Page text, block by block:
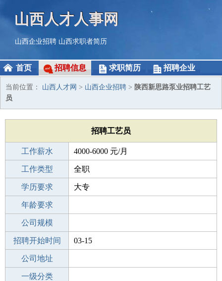
山西人才人事网
山西企业招聘 山西求职者简历
首页 招聘信息 求职简历 招聘企业
当前位置： 山西人才网 > 山西企业招聘 > 陕西新思路泵业招聘工艺
员
招聘工艺员
工作薪水 4000-6000 元/月
招聘人数 1人
工作类型 全职
性别要求 -
学历要求 大专
工作经验
年龄要求
工作地点
公司规模
公司电话
招聘开始时间 03-15
招聘结束时间
公司地址
一级分类